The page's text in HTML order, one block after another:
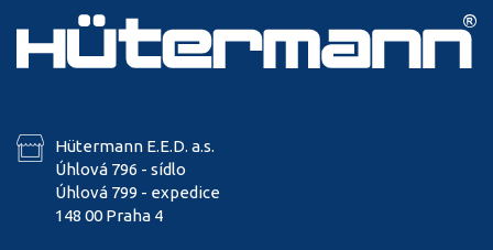
Hütermann E.E.D. a.s.
Úhlová 796 - sídlo
Úhlová 799 - expedice
148 00 Praha 4